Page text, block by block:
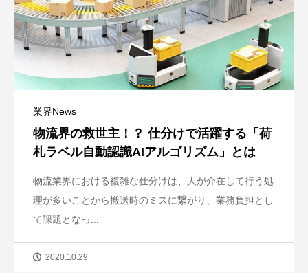
業界News
物流界の救世主！？ 仕分けで活躍する「荷
札ラベル自動認識AIアルゴリズム」とは
物流業界における複雑な仕分けは、人が介在して行う処
理が多いことから搬送時のミスに繋がり、業務負担とし
て課題となっ...
2020.10.29